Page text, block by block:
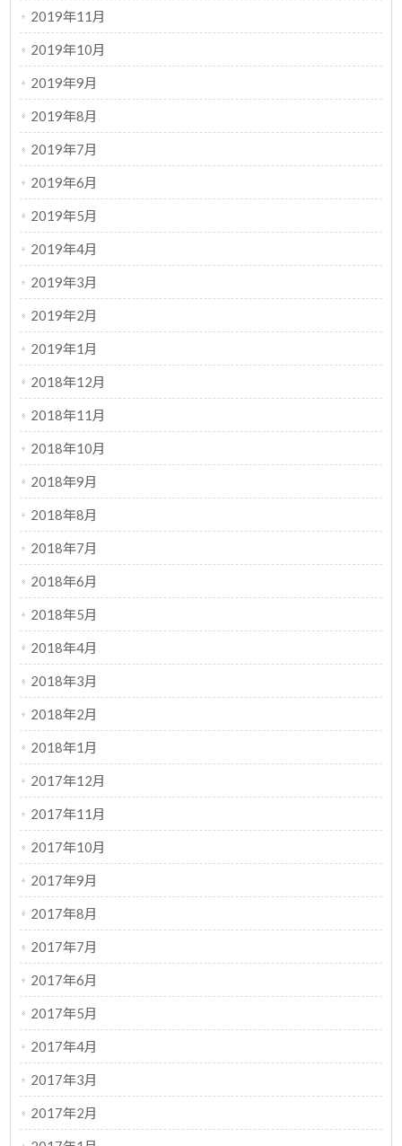
2019年11月
2019年10月
2019年9月
2019年8月
2019年7月
2019年6月
2019年5月
2019年4月
2019年3月
2019年2月
2019年1月
2018年12月
2018年11月
2018年10月
2018年9月
2018年8月
2018年7月
2018年6月
2018年5月
2018年4月
2018年3月
2018年2月
2018年1月
2017年12月
2017年11月
2017年10月
2017年9月
2017年8月
2017年7月
2017年6月
2017年5月
2017年4月
2017年3月
2017年2月